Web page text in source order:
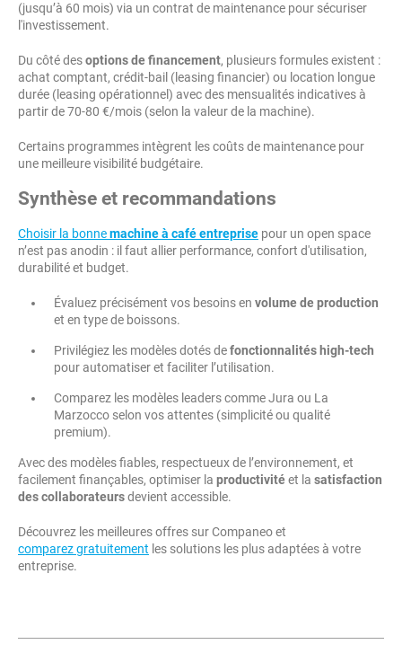
(jusqu’à 60 mois) via un contrat de maintenance pour sécuriser
l'investissement.
Du côté desoptions de financement, plusieurs formules existent :
achat comptant, crédit-bail (leasing financier) ou location longue
durée (leasing opérationnel) avec des mensualités indicatives à
partir de 70-80 €/mois (selon la valeur de la machine).
Certains programmes intègrent les coûts de maintenance pour
une meilleure visibilité budgétaire.
Synthèse et recommandations
Choisir la bonnemachine à café entreprise pour un open space
n’est pas anodin : il faut allier performance, confort d'utilisation,
durabilité et budget.
Évaluez précisément vos besoins en volume de production
et en type de boissons.
Privilégiez les modèles dotés defonctionnalités high-tech
pour automatiser et faciliter l’utilisation.
Comparez les modèles leaders comme Jura ou La
Marzocco selon vos attentes (simplicité ou qualité
premium).
Avec des modèles fiables, respectueux de l’environnement, et
facilement finançables, optimiser la productivitéet la satisfaction
des collaborateursdevient accessible.
Découvrez les meilleures offres sur Companeo et
comparez gratuitement les solutions les plus adaptées à votre
entreprise.